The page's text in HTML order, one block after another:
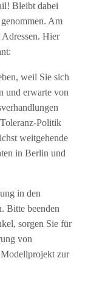
Bleibt dabei
Am
Hier
weil Sie sich
und erwarte von
Politik
weitgehende
in Berlin und
in den
Bitte beenden
sorgen Sie für
von
zur